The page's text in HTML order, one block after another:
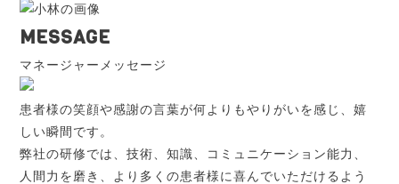
MESSAGE
マネージャーメッセージ
患者様の笑顔や感謝の言葉が何よりもやりがいを感じ、嬉
しい瞬間です。
弊社の研修では、技術、知識、コミュニケーション能力、
人間力を磨き、より多くの患者様に喜んでいただけるよう